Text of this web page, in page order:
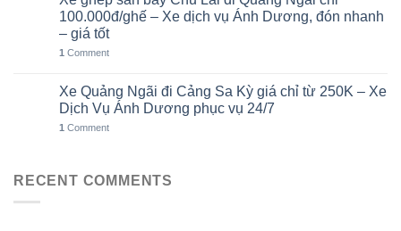
100.000đ/ghế – Xe dịch vụ Ánh Dương, đón nhanh
– giá tốt
1 Comment
Xe Quảng Ngãi đi Cảng Sa Kỳ giá chỉ từ 250K – Xe
Dịch Vụ Ánh Dương phục vụ 24/7
1 Comment
RECENT COMMENTS